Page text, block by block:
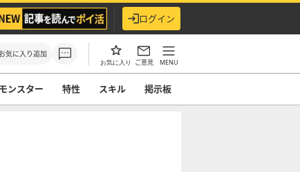
ログイン
お気に入り追加
お気に入り ご意見 MENU
モンスター 特性 スキル 掲示板